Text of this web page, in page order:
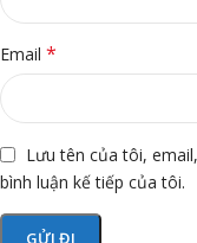
Email *
Lưu tên của tôi,
bình luận kế tiếp của tôi.